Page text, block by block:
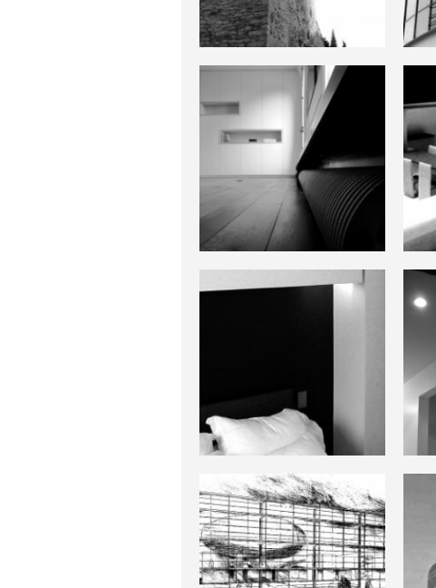
Madelène
Studio
Bourdon
Appartement
Marronniers